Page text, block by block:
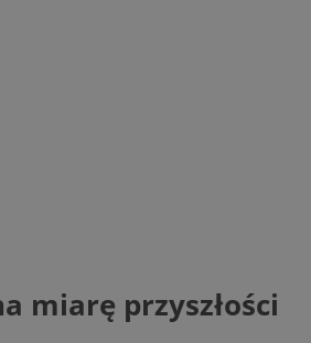
miarę przyszłości